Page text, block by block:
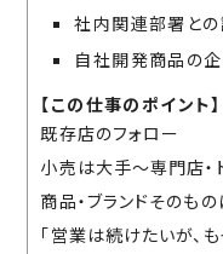
社内関連部署との
自社開発商品の
【この仕事のポイント】
既存店のフォロー
小売は大手～専門店・
商品・ブランドそのも
「営業は続けたいが、